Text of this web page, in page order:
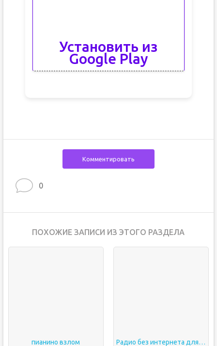
Установить из
Google Play
Комментировать
0
ПОХОЖИЕ ЗАПИСИ ИЗ ЭТОГО РАЗДЕЛА
пианино взлом Радио без интернета для андроид